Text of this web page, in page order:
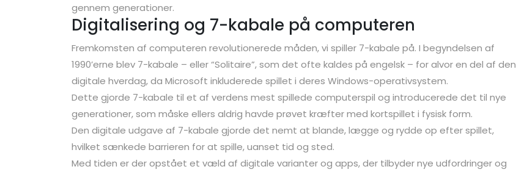
gennem generationer.
Digitalisering og 7-kabale på computeren
Fremkomsten af computeren revolutionerede måden, vi spiller 7-kabale på. I begyndelsen af
1990’erne blev 7-kabale – eller “Solitaire”, som det ofte kaldes på engelsk – for alvor en del af den
digitale hverdag, da Microsoft inkluderede spillet i deres Windows-operativsystem.
Dette gjorde 7-kabale til et af verdens mest spillede computerspil og introducerede det til nye
generationer, som måske ellers aldrig havde prøvet kræfter med kortspillet i fysisk form.
Den digitale udgave af 7-kabale gjorde det nemt at blande, lægge og rydde op efter spillet,
hvilket sænkede barrieren for at spille, uanset tid og sted.
Med tiden er der opstået et væld af digitale varianter og apps, der tilbyder nye udfordringer og